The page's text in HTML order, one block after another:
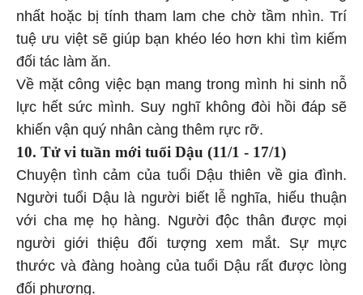
nhất hoặc bị tính tham lam che chờ tầm nhìn. Trí
tuệ ưu việt sẽ giúp bạn khéo léo hơn khi tìm kiếm
đối tác làm ăn.
Về mặt công việc bạn mang trong mình hi sinh nỗ
lực hết sức mình. Suy nghĩ không đòi hồi đáp sẽ
khiến vận quý nhân càng thêm rực rỡ.
10. Tử vi tuần mới tuổi Dậu (11/1 - 17/1)
Chuyện tình cảm của tuổi Dậu thiên về gia đình.
Người tuổi Dậu là người biết lễ nghĩa, hiếu thuận
với cha mẹ họ hàng. Người độc thân được mọi
người giới thiệu đối tượng xem mắt. Sự mực
thước và đàng hoàng của tuổi Dậu rất được lòng
đối phương.